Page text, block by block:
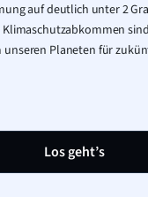
auf deutlich unter 2
Klimaschutzabkommen
unseren Planeten für
Los geht’s